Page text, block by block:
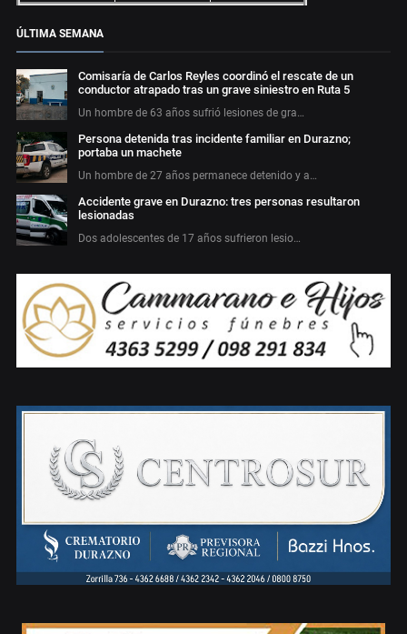
ÚLTIMA SEMANA
Comisaría de Carlos Reyles coordinó el rescate de un
conductor atrapado tras un grave siniestro en Ruta 5
Un hombre de 63 años sufrió lesiones de gra…
Persona detenida tras incidente familiar en Durazno;
portaba un machete
Un hombre de 27 años permanece detenido y a…
Accidente grave en Durazno: tres personas resultaron
lesionadas
Dos adolescentes de 17 años sufrieron lesio…